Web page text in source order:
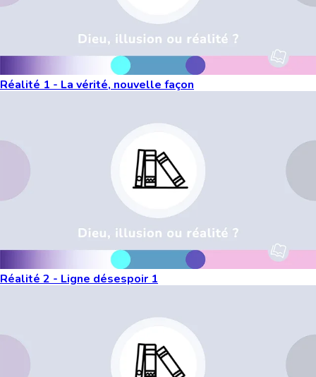
Réalité 1 - La vérité, nouvelle façon
Réalité 2 - Ligne désespoir 1